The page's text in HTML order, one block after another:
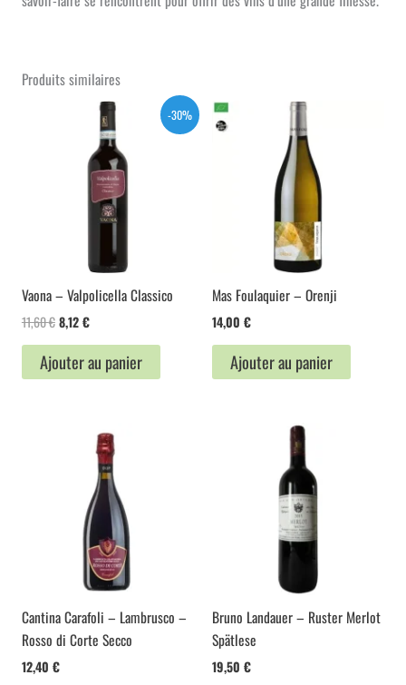
Produits similaires
-30%
Vaona – Valpolicella Classico
11,60€Le
initial
était :
8,12€Le
est :
Ajouter au panier
Mas Foulaquier – Orenji
14,00 €
Ajouter au panier
Cantina Carafoli – Lambrusco –
Rosso di Corte Secco
12,40 €
Bruno Landauer – Ruster Merlot
Spätlese
19,50 €